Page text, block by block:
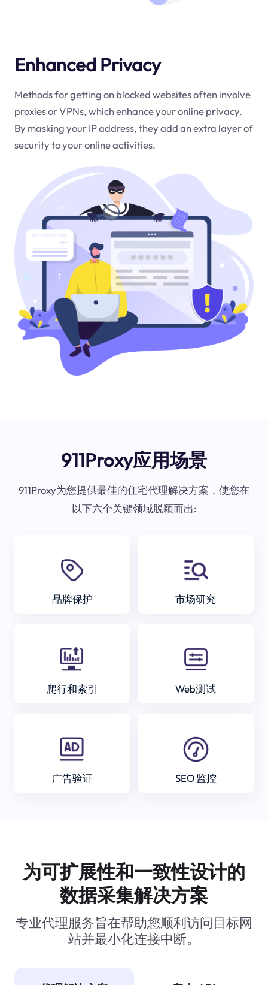
Enhanced Privacy
Methods for getting on blocked websites often involve
proxies or VPNs, which enhance your online privacy.
By masking your IP address, they add an extra layer of
security to your online activities.
911Proxy应用场景
911Proxy为您提供最佳的住宅代理解决方案，使您在
以下六个关键领域脱颖而出:
品牌保护 市场研究
爬行和索引 Web测试
广告验证 SEO 监控
为可扩展性和一致性设计的
数据采集解决方案
专业代理服务旨在帮助您顺利访问目标网
站并最小化连接中断。